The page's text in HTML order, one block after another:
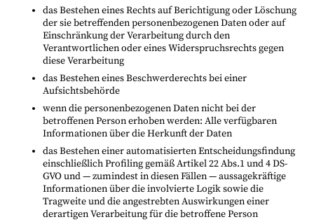
das Bestehen eines Rechts auf Berichtigung oder Löschung
der sie betreffenden personenbezogenen Daten oder auf
Einschränkung der Verarbeitung durch den
Verantwortlichen oder eines Widerspruchsrechts gegen
diese Verarbeitung
das Bestehen eines Beschwerderechts bei einer
Aufsichtsbehörde
wenn die personenbezogenen Daten nicht bei der
betroffenen Person erhoben werden: Alle verfügbaren
Informationen über die Herkunft der Daten
das Bestehen einer automatisierten Entscheidungsfindung
einschließlich Profiling gemäß Artikel 22 Abs.1 und 4 DS-
GVO und — zumindest in diesen Fällen — aussagekräftige
Informationen über die involvierte Logik sowie die
Tragweite und die angestrebten Auswirkungen einer
derartigen Verarbeitung für die betroffene Person